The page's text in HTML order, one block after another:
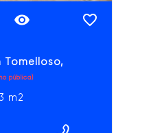
Tomelloso,
pública)
m2